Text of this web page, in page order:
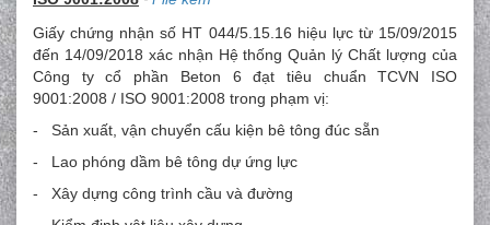
Giấy chứng nhận số HT 044/5.15.16 hiệu lực từ 15/09/2015
đến 14/09/2018 xác nhận Hệ thống Quản lý Chất lượng của
Công ty cổ phần Beton 6 đạt tiêu chuẩn TCVN ISO
9001:2008 / ISO 9001:2008 trong phạm vị:
- Sản xuất, vận chuyển cấu kiện bê tông đúc sẵn
- Lao phóng dầm bê tông dự ứng lực
- Xây dựng công trình cầu và đường